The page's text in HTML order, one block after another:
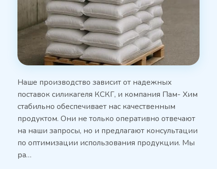
Наше производство зависит от надежных
поставок силикагеля КСКГ, и компания Пам- Хим
стабильно обеспечивает нас качественным
продуктом. Они не только оперативно отвечают
на наши запросы, но и предлагают консультации
по оптимизации использования продукции. Мы
ра…